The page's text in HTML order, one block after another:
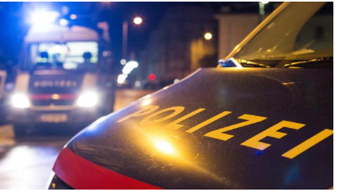
Untermenü
Untermenü
Untermenü
Untermenü
Untermenü